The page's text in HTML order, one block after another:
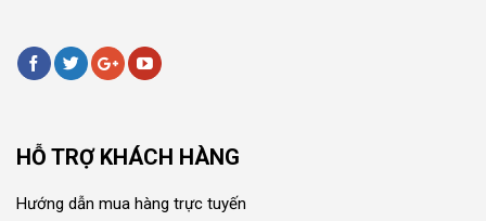
HỖ TRỢ KHÁCH HÀNG
Hướng dẫn mua hàng trực tuyến